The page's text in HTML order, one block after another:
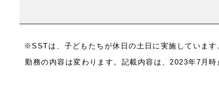
※SSTは、子どもたちが休日の土日に実施しています
勤務の内容は変わります。記載内容は、2023年7月